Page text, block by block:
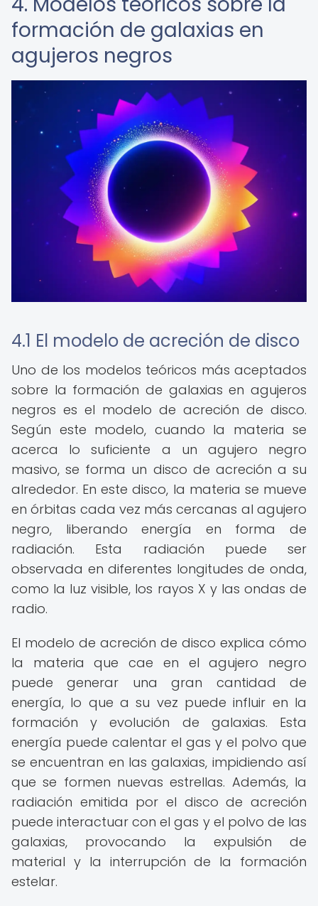
formación de galaxias en
agujeros negros
4.1 El modelo de acreción de disco
Uno de los modelos teóricos más aceptados
sobre la formación de galaxias en agujeros
negros es el modelo de acreción de disco.
Según este modelo, cuando la materia se
acerca lo suficiente a un agujero negro
masivo, se forma un disco de acreción a su
alrededor. En este disco, la materia se mueve
en órbitas cada vez más cercanas al agujero
negro, liberando energía en forma de
radiación. Esta radiación puede ser
observada en diferentes longitudes de onda,
como la luz visible, los rayos X y las ondas de
radio.
El modelo de acreción de disco explica cómo
la materia que cae en el agujero negro
puede generar una gran cantidad de
energía, lo que a su vez puede influir en la
formación y evolución de galaxias. Esta
energía puede calentar el gas y el polvo que
se encuentran en las galaxias, impidiendo así
que se formen nuevas estrellas. Además, la
radiación emitida por el disco de acreción
puede interactuar con el gas y el polvo de las
galaxias, provocando la expulsión de
material y la interrupción de la formación
estelar.